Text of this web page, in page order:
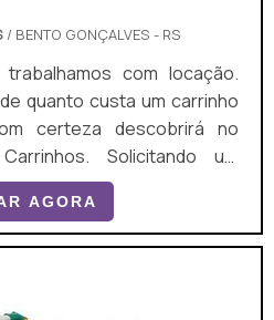
/ BENTO GONÇALVES - RS
com locação.
quanto custa um carrinho
certeza descobrirá no
Solicitando um
plataforma de divulgação
a líder do segmento, a
é por
AGORA